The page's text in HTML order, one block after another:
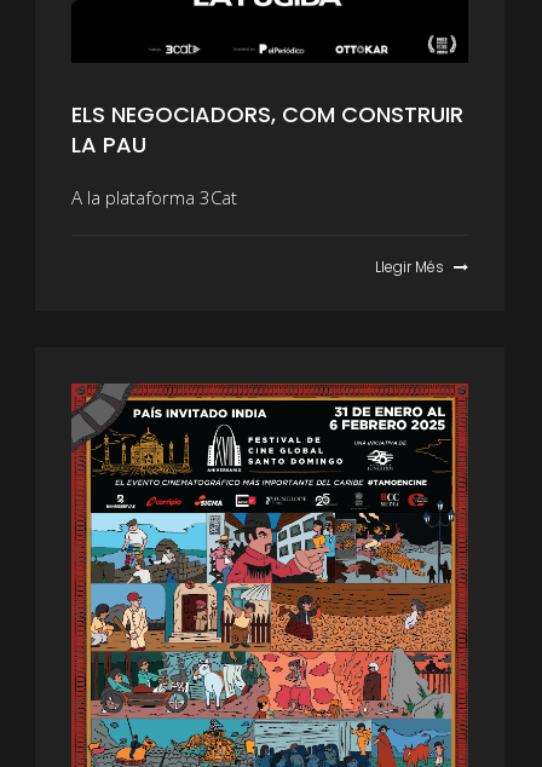
ELS NEGOCIADORS, COM CONSTRUIR
LA PAU
A la plataforma 3Cat
Llegir Més 